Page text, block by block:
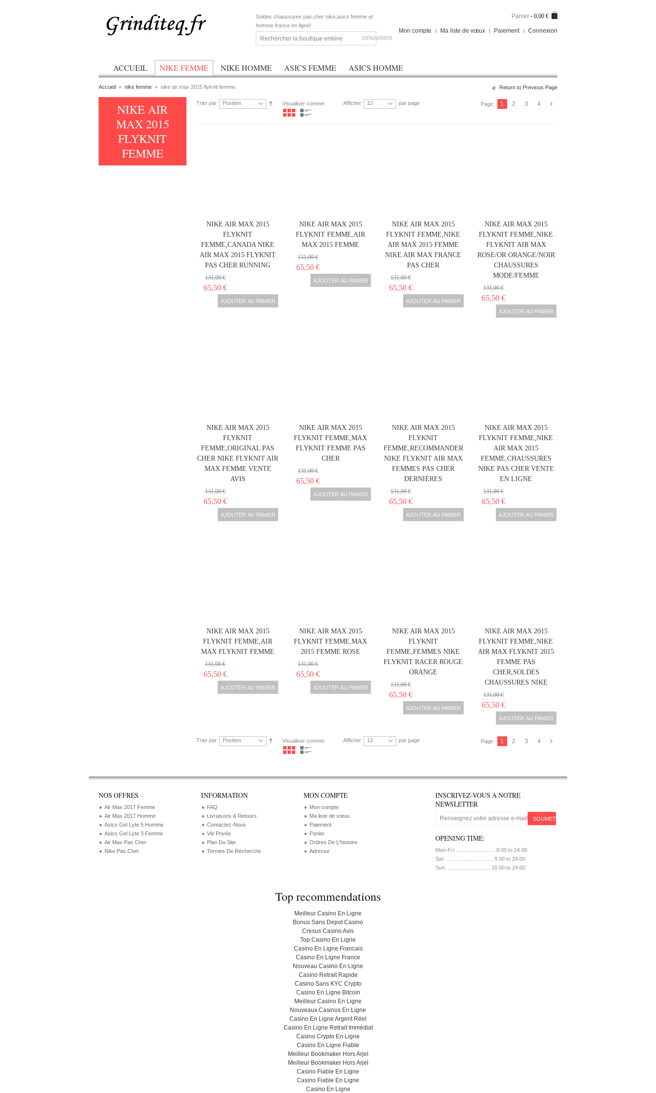
Soldes chaussures pas cher nike,asics femme et
homme france en ligne!
DÉMARRER
Panier - 0,00 €
Mon compte Ma liste de vœux Paiement Connexion
ACCUEIL NIKE FEMME NIKE HOMME ASICS FEMME ASICS HOMME
Accueil » nike femme » nike air max 2015 flyknit femme Return to Previous Page
Trier par Position Visualiser comme: Page: 1 2 3 4
Afficher 12 par page
NIKE AIR MAX 2015
FLYKNIT
FEMME,CANADA NIKE
AIR MAX 2015 FLYKNIT
PAS CHER RUNNING
131,00 €
65,50 €
AJOUTER AU PANIER
NIKE AIR MAX 2015
FLYKNIT FEMME,AIR
MAX 2015 FEMME
131,00 €
65,50 €
AJOUTER AU PANIER
NIKE AIR MAX 2015
FLYKNIT FEMME,NIKE
AIR MAX 2015 FEMME
NIKE AIR MAX FRANCE
PAS CHER
131,00 €
65,50 €
AJOUTER AU PANIER
NIKE AIR MAX 2015
FLYKNIT FEMME,NIKE
FLYKNIT AIR MAX
ROSE/OR ORANGE/NOIR
CHAUSSURES
MODE/FEMME
131,00 €
65,50 €
AJOUTER AU PANIER
NIKE AIR MAX 2015
FLYKNIT
FEMME,ORIGINAL PAS
CHER NIKE FLYKNIT AIR
MAX FEMME VENTE
AVIS
131,00 €
65,50 €
AJOUTER AU PANIER
NIKE AIR MAX 2015
FLYKNIT FEMME,MAX
FLYKNIT FEMME PAS
CHER
131,00 €
65,50 €
AJOUTER AU PANIER
NIKE AIR MAX 2015
FLYKNIT
FEMME,RECOMMANDER
NIKE FLYKNIT AIR MAX
FEMMES PAS CHER
DERNIÈRES
131,00 €
65,50 €
AJOUTER AU PANIER
NIKE AIR MAX 2015
FLYKNIT FEMME,NIKE
AIR MAX 2015
FEMME,CHAUSSURES
NIKE PAS CHER VENTE
EN LIGNE
131,00 €
65,50 €
AJOUTER AU PANIER
NIKE AIR MAX 2015
FLYKNIT FEMME,AIR
MAX FLYKNIT FEMME
131,00 €
65,50 €
AJOUTER AU PANIER
NIKE AIR MAX 2015
FLYKNIT FEMME,MAX
2015 FEMME ROSE
131,00 €
65,50 €
AJOUTER AU PANIER
NIKE AIR MAX 2015
FLYKNIT
FEMME,FEMMES NIKE
FLYKNIT RACER ROUGE
ORANGE
131,00 €
65,50 €
AJOUTER AU PANIER
NIKE AIR MAX 2015
FLYKNIT FEMME,NIKE
AIR MAX FLYKNIT 2015
FEMME PAS
CHER,SOLDES
CHAUSSURES NIKE
131,00 €
65,50 €
AJOUTER AU PANIER
Trier par Position Visualiser comme: Page: 1 2 3 4
Afficher 12 par page
NIKE AIR
MAX 2015
FLYKNIT
FEMME
INSCRIVEZ-VOUS À NOTRE
NEWSLETTER
SOUMETTRE
OPENING TIME:
Mon-Fri: .......................... 8.00 to 24.00
Sat: ................................ 9.00 to 24.00
Sun: ............................. 10.00 to 24.00
NOS OFFRES
Air Max 2017 Femme
Air Max 2017 Homme
Asics Gel Lyte 5 Homme
Asics Gel Lyte 3 Femme
Air Max Pas Cher
Nike Pas Cher
INFORMATION
FAQ
Livraisons & Retours
Contactez-Nous
Vie Privée
Plan Du Site
Termes De Recherche
MON COMPTE
Mon compte
Ma liste de vœux
Paiement
Panier
Ordres De L'histoire
Adresse
Top recommendations
Meilleur Casino En Ligne
Bonus Sans Depot Casino
Cresus Casino Avis
Top Casino En Ligne
Casino En Ligne Francais
Casino En Ligne France
Nouveau Casino En Ligne
Casino Retrait Rapide
Casino Sans KYC Crypto
Casino En Ligne Bitcoin
Meilleur Casino En Ligne
Nouveaux Casinos En Ligne
Casino En Ligne Argent Réel
Casino En Ligne Retrait Immédiat
Casino Crypto En Ligne
Casino En Ligne Fiable
Meilleur Bookmaker Hors Arjel
Meilleur Bookmaker Hors Arjel
Casino Fiable En Ligne
Casino Fiable En Ligne
Casino En Ligne